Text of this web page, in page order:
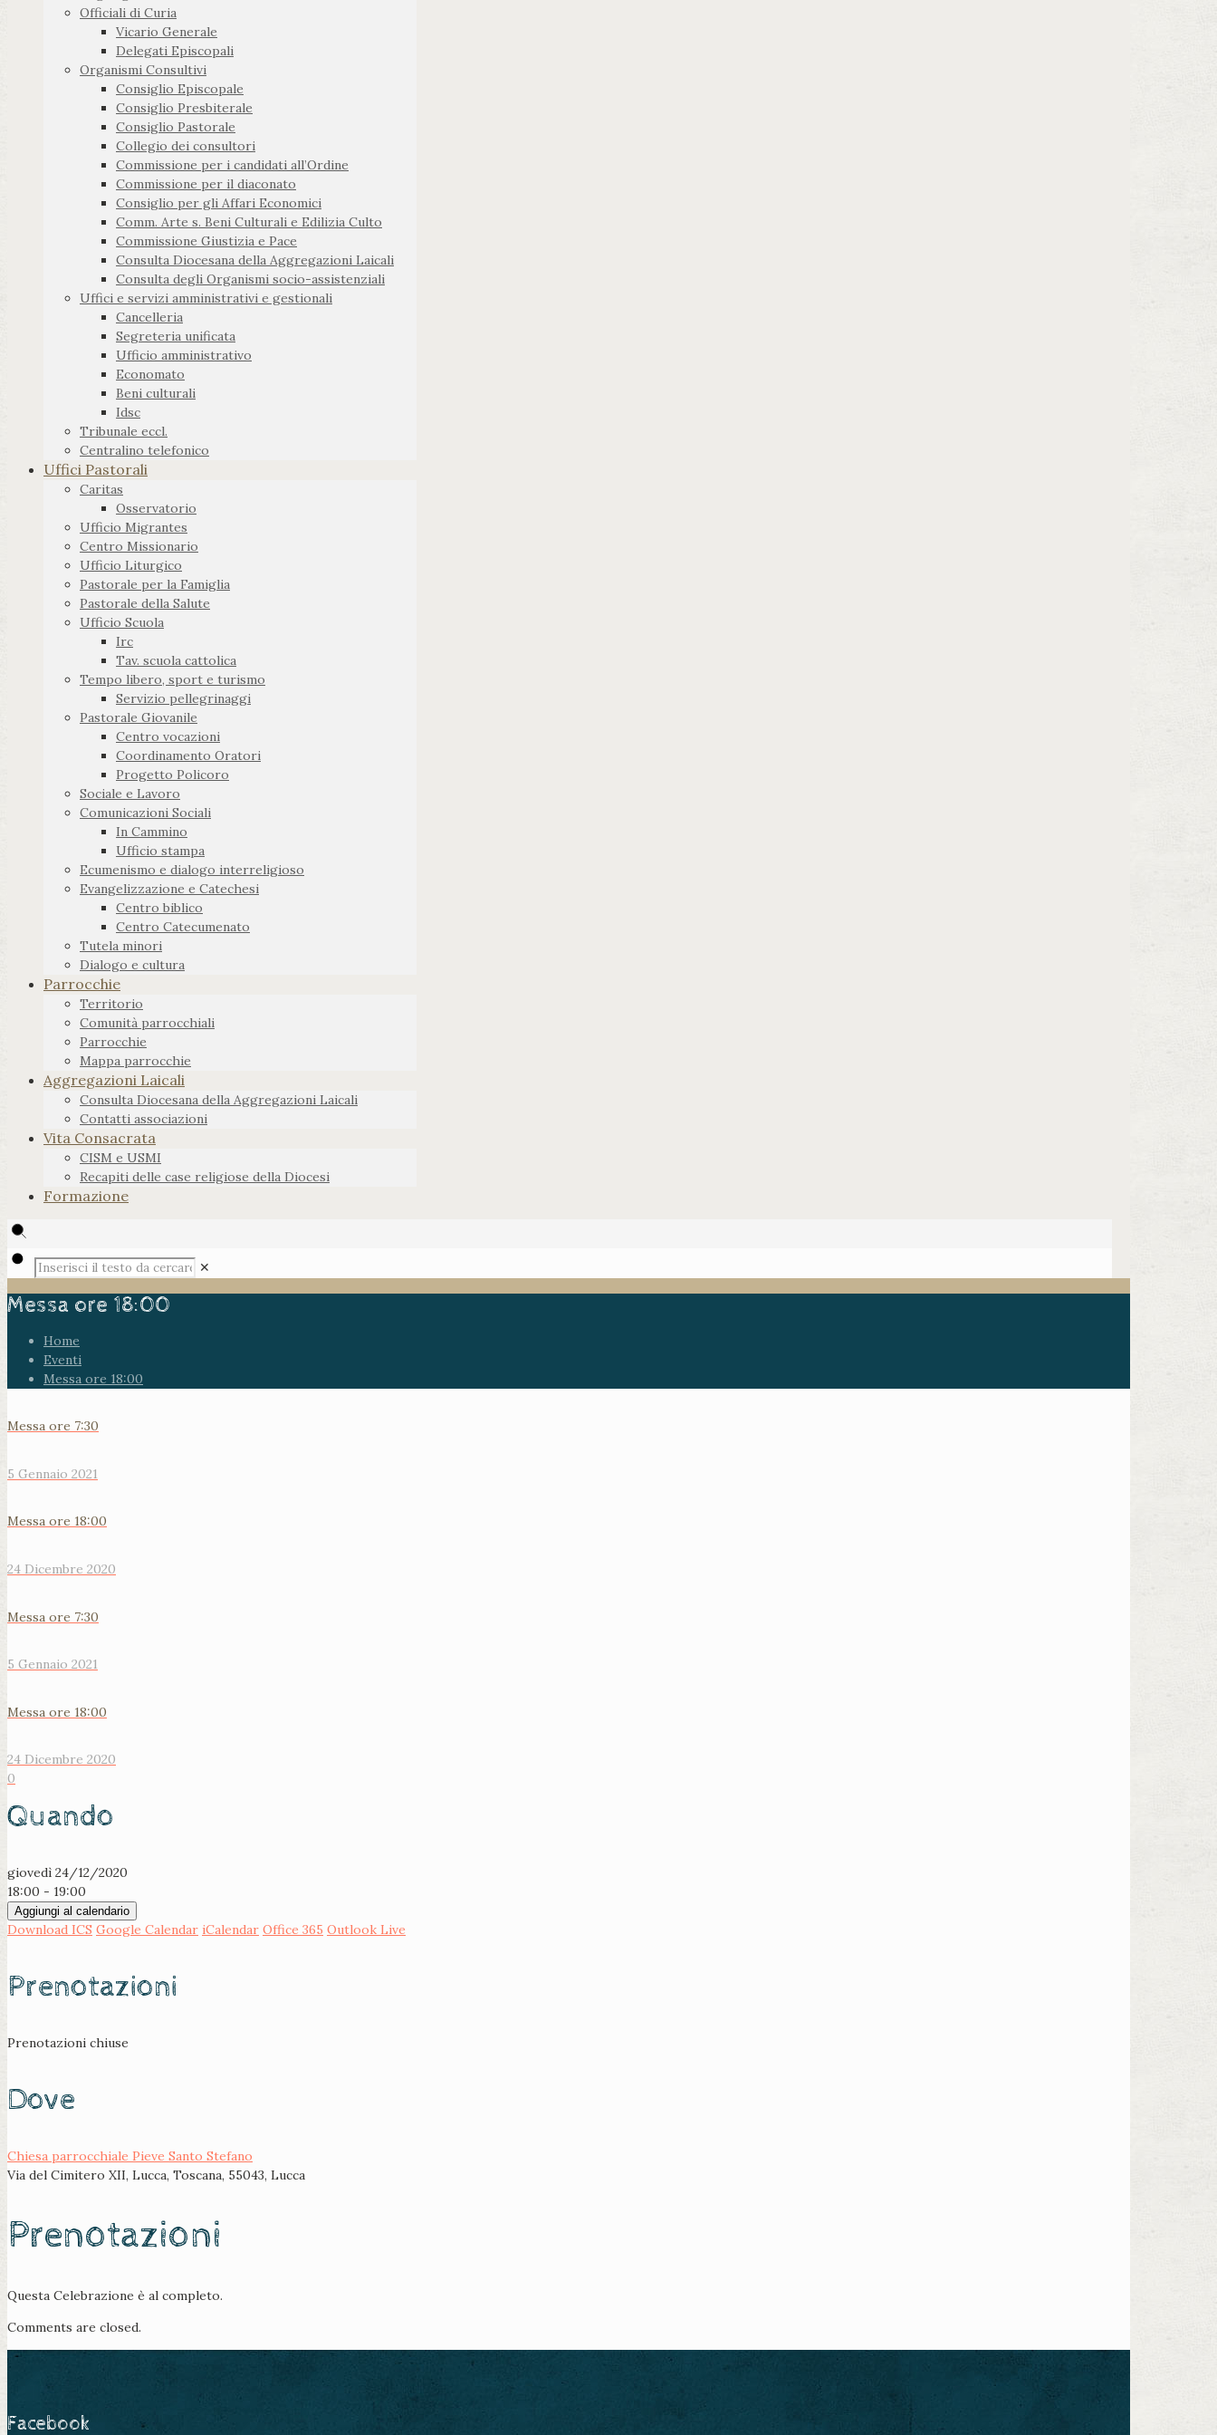
Officiali di Curia
Vicario Generale
Delegati Episcopali
Organismi Consultivi
Consiglio Episcopale
Consiglio Presbiterale
Consiglio Pastorale
Collegio dei consultori
Commissione per i candidati all’Ordine
Commissione per il diaconato
Consiglio per gli Affari Economici
Comm. Arte s. Beni Culturali e Edilizia Culto
Commissione Giustizia e Pace
Consulta Diocesana della Aggregazioni Laicali
Consulta degli Organismi socio-assistenziali
Uffici e servizi amministrativi e gestionali
Cancelleria
Segreteria unificata
Ufficio amministrativo
Economato
Beni culturali
Idsc
Tribunale eccl.
Centralino telefonico
Uffici Pastorali
Caritas
Osservatorio
Ufficio Migrantes
Centro Missionario
Ufficio Liturgico
Pastorale per la Famiglia
Pastorale della Salute
Ufficio Scuola
Irc
Tav. scuola cattolica
Tempo libero, sport e turismo
Servizio pellegrinaggi
Pastorale Giovanile
Centro vocazioni
Coordinamento Oratori
Progetto Policoro
Sociale e Lavoro
Comunicazioni Sociali
In Cammino
Ufficio stampa
Ecumenismo e dialogo interreligioso
Evangelizzazione e Catechesi
Centro biblico
Centro Catecumenato
Tutela minori
Dialogo e cultura
Parrocchie
Territorio
Comunità parrocchiali
Parrocchie
Mappa parrocchie
Aggregazioni Laicali
Consulta Diocesana della Aggregazioni Laicali
Contatti associazioni
Vita Consacrata
CISM e USMI
Recapiti delle case religiose della Diocesi
Formazione
✕
Messa ore 18:00
Home
Eventi
Messa ore 18:00
Messa ore 7:30
5 Gennaio 2021
Messa ore 18:00
24 Dicembre 2020
Messa ore 7:30
5 Gennaio 2021
Messa ore 18:00
24 Dicembre 2020
0
Quando
giovedì 24/12/2020
18:00 - 19:00
Aggiungi al calendario
Download ICS Google Calendar iCalendar Office 365 Outlook Live
Prenotazioni
Prenotazioni chiuse
Dove
Chiesa parrocchiale Pieve Santo Stefano
Via del Cimitero XII, Lucca, Toscana, 55043, Lucca
Prenotazioni
Questa Celebrazione è al completo.
Comments are closed.
Facebook